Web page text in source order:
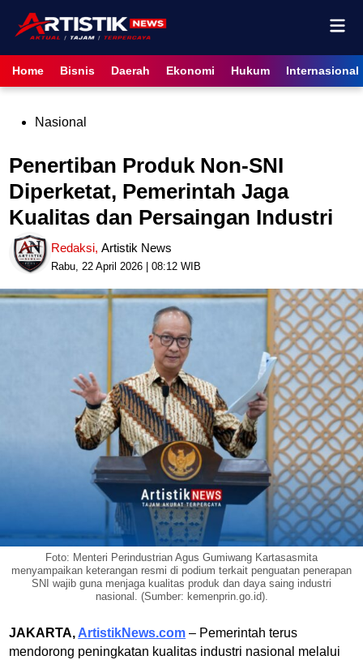
content
Home Bisnis Daerah Ekonomi Hukum Internasional
PostedNasional
Penertiban Produk Non-SNI
Diperketat, Pemerintah Jaga
Kualitas dan Persaingan Industri
Redaksi,Artistik News
Rabu, 22 April 2026 | 08:12 WIB
Foto: Menteri Perindustrian Agus Gumiwang Kartasasmita
menyampaikan keterangan resmi di podium terkait penguatan penerapan
SNI wajib guna menjaga kualitas produk dan daya saing industri
nasional. (Sumber: kemenprin.go.id).
JAKARTA, ArtistikNews.com – Pemerintah terus
mendorong peningkatan kualitas industri nasional melalui